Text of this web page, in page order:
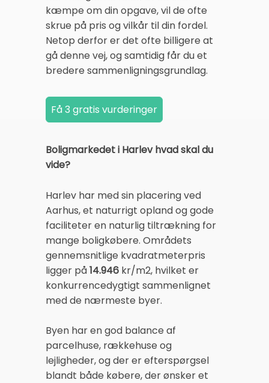
kæmpe om din opgave, vil de ofte
skrue på pris og vilkår til din fordel.
Netop derfor er det ofte billigere at
gå denne vej, og samtidig får du et
bredere sammenligningsgrundlag.
Boligmarkedet i Harlev hvad skal du
vide?
Harlev har med sin placering ved
Aarhus, et naturrigt opland og gode
faciliteter en naturlig tiltrækning for
mange boligkøbere. Områdets
gennemsnitlige kvadratmeterpris
ligger på14.946 kr/m2, hvilket er
konkurrencedygtigt sammenlignet
med de nærmeste byer.
Byen har en god balance af
parcelhuse, rækkehuse og
lejligheder, og der er efterspørgsel
blandt både købere, der ønsker et